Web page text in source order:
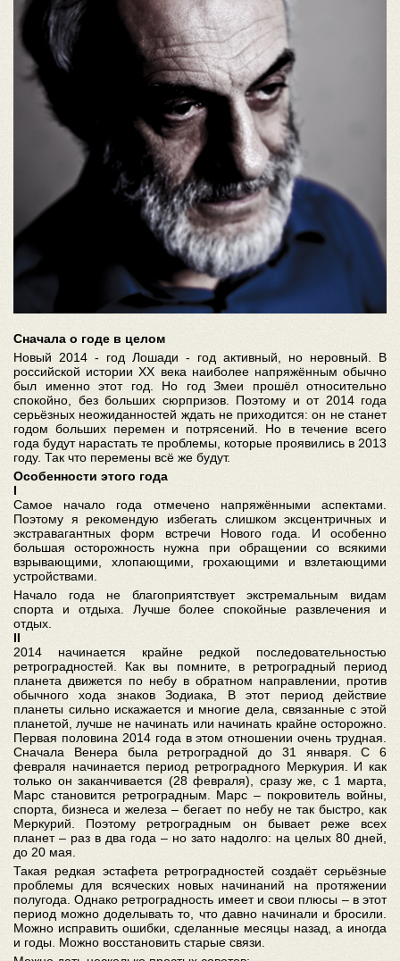
Сначала о годе в целом
Новый 2014 - год Лошади - год активный, но неровный. В
российской истории XX века наиболее напряжённым обычно
был именно этот год. Но год Змеи прошёл относительно
спокойно, без больших сюрпризов. Поэтому и от 2014 года
серьёзных неожиданностей ждать не приходится: он не станет
годом больших перемен и потрясений. Но в течение всего
года будут нарастать те проблемы, которые проявились в 2013
году. Так что перемены всё же будут.
Особенности этого года
I
Самое начало года отмечено напряжёнными аспектами.
Поэтому я рекомендую избегать слишком эксцентричных и
экстравагантных форм встречи Нового года. И особенно
большая осторожность нужна при обращении со всякими
взрывающими, хлопающими, грохающими и взлетающими
устройствами.
Начало года не благоприятствует экстремальным видам
спорта и отдыха. Лучше более спокойные развлечения и
отдых.
II
2014 начинается крайне редкой последовательностью
ретроградностей. Как вы помните, в ретроградный период
планета движется по небу в обратном направлении, против
обычного хода знаков Зодиака, В этот период действие
планеты сильно искажается и многие дела, связанные с этой
планетой, лучше не начинать или начинать крайне осторожно.
Первая половина 2014 года в этом отношении очень трудная.
Сначала Венера была ретроградной до 31 января. С 6
февраля начинается период ретроградного Меркурия. И как
только он заканчивается (28 февраля), сразу же, с 1 марта,
Марс становится ретроградным. Марс – покровитель войны,
спорта, бизнеса и железа – бегает по небу не так быстро, как
Меркурий. Поэтому ретроградным он бывает реже всех
планет – раз в два года – но зато надолго: на целых 80 дней,
до 20 мая.
Такая редкая эстафета ретроградностей создаёт серьёзные
проблемы для всяческих новых начинаний на протяжении
полугода. Однако ретроградность имеет и свои плюсы – в этот
период можно доделывать то, что давно начинали и бросили.
Можно исправить ошибки, сделанные месяцы назад, а иногда
и годы. Можно восстановить старые связи.